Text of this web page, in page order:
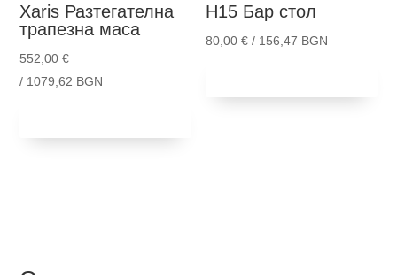
Xaris Разтегателна
трапезна маса
552,00€
/ 1079,62 BGN
H15 Бар стол
80,00€ / 156,47 BGN